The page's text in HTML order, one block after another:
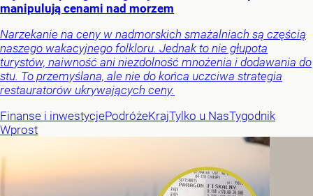
manipulują cenami nad morzem
Narzekanie na ceny w nadmorskich smażalniach są częścią
naszego wakacyjnego folkloru. Jednak to nie głupota
turystów, naiwność ani niezdolność mnożenia i dodawania do
stu. To przemyślana, ale nie do końca uczciwa strategia
restauratorów ukrywających ceny.
Finanse i inwestycjePodróżeKrajTylko u NasTygodnik
Wprost